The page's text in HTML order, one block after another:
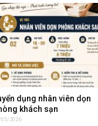
dụng nhân viên dọn
khách sạn
05/2026